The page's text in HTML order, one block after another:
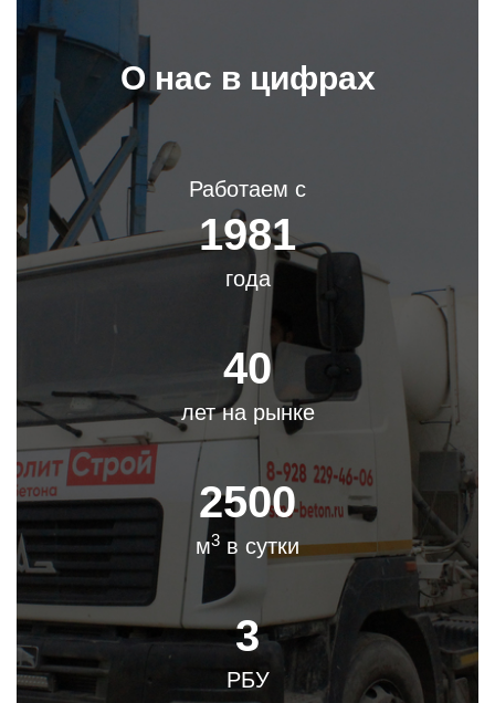
О нас в цифрах
Работаем с
1981
года
40
лет на рынке
2500
м3 в сутки
3
РБУ